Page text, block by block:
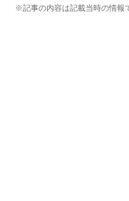
くして面白さを
※記事の内容は記載当時の情報